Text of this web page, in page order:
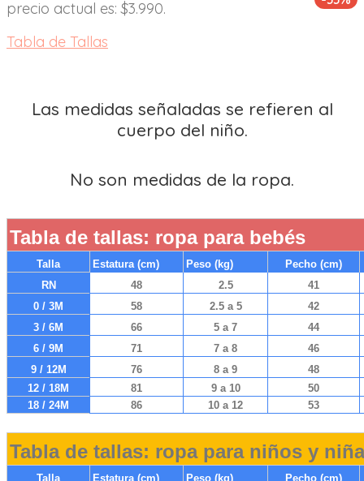
precio actual es: $3.990.
Tabla de Tallas
Las medidas señaladas se refieren al
cuerpo del niño.
No son medidas de la ropa.
Tabla de tallas: ropa para bebés
Talla Estatura (cm) Peso (kg)
Pecho (cm)
RN
48 2.5
41
0 / 3M
58 2.5 a 5
42
3 / 6M
66 5 a 7
44
6 / 9M
71 7 a 8
46
9 / 12M
76 8 a 9
48
12 / 18M
81 9 a 10
50
18 / 24M
86 10 a 12 53
Tabla de tallas: ropa para niños y
Talla Estatura (cm) Peso (kg)
Pecho (cm)